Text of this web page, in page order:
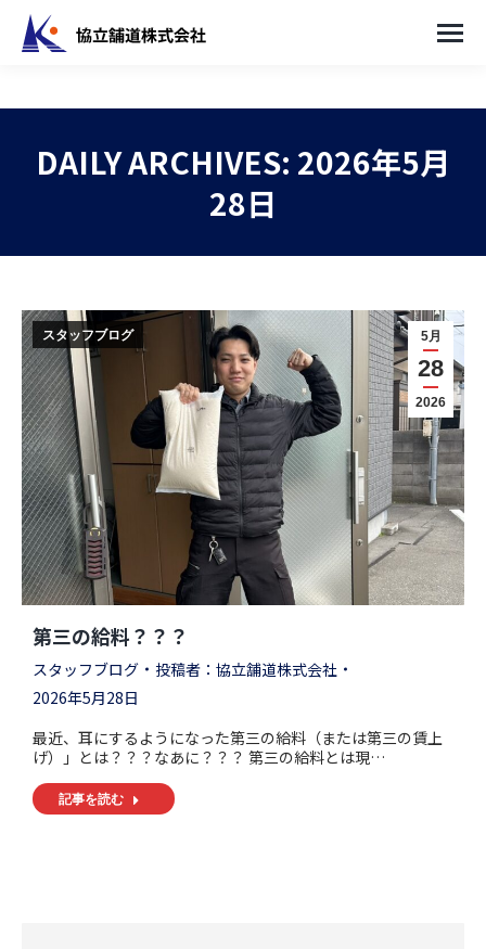
DAILY ARCHIVES: 2026年5月
28日
5月
28
2026
スタッフブログ
第三の給料？？？
スタッフブログ 投稿者： 協立舗道株式会社
2026年5月28日
最近、耳にするようになった第三の給料（または第三の賃上
げ）」とは？？？なあに？？？ 第三の給料とは現…
記事を読む